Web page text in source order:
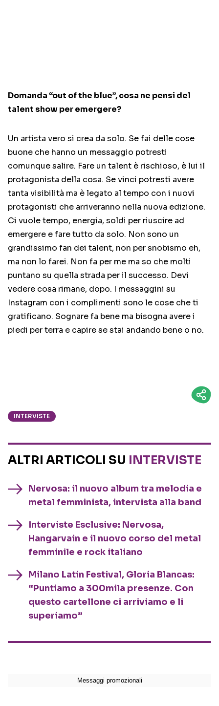
Domanda “out of the blue”, cosa ne pensi del
talent show per emergere?
Un artista vero si crea da solo. Se fai delle cose
buone che hanno un messaggio potresti
comunque salire. Fare un talent è rischioso, è lui il
protagonista della cosa. Se vinci potresti avere
tanta visibilità ma è legato al tempo con i nuovi
protagonisti che arriveranno nella nuova edizione.
Ci vuole tempo, energia, soldi per riuscire ad
emergere e fare tutto da solo. Non sono un
grandissimo fan dei talent, non per snobismo eh,
ma non lo farei. Non fa per me ma so che molti
puntano su quella strada per il successo. Devi
vedere cosa rimane, dopo. I messaggini su
Instagram con i complimenti sono le cose che ti
gratificano. Sognare fa bene ma bisogna avere i
piedi per terra e capire se stai andando bene o no.
INTERVISTE
ALTRI ARTICOLI SU INTERVISTE
Nervosa: il nuovo album tra melodia e
metal femminista, intervista alla band
Interviste Esclusive: Nervosa,
Hangarvain e il nuovo corso del metal
femminile e rock italiano
Milano Latin Festival, Gloria Blancas:
“Puntiamo a 300mila presenze. Con
questo cartellone ci arriviamo e li
superiamo”